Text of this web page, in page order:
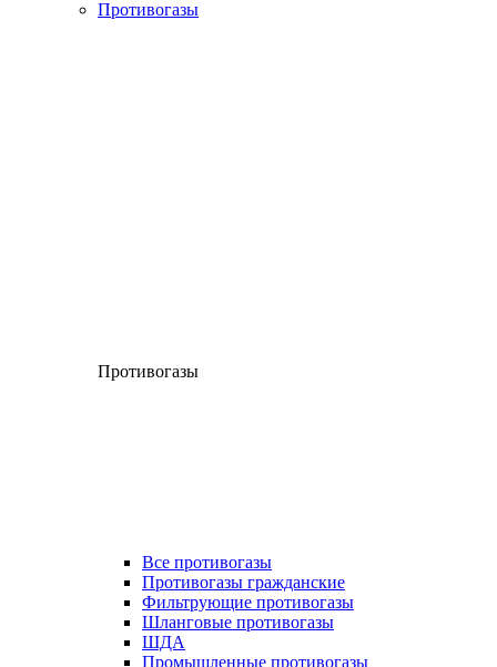
Противогазы
Противогазы
Все противогазы
Противогазы гражданские
Фильтрующие противогазы
Шланговые противогазы
ШДА
Промышленные противогазы